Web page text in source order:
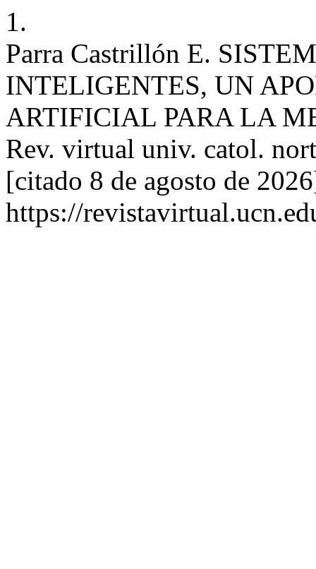
1.
Parra Castrillón E.
INTELIGENTES, UN
ARTIFICIAL PARA LA
Rev. virtual univ. catol.
[citado 8 de agosto de
https://